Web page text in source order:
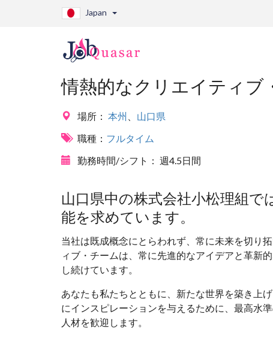
Japan
情熱的なクリエイティブ
場所： 本州
山口県
職種： フルタイム
勤務時間/シフト： 週4.5日間
山口県中の株式会社小松理組
能を求めています。
当社は既成概念にとらわれず、常に未来を切り
ィブ・チームは、常に先進的なアイデアと革新
し続けています。
あなたも私たちとともに、新たな世界を築き上
にインスピレーションを与えるために、最高水
人材を歓迎します。